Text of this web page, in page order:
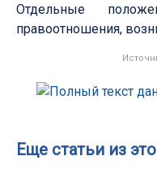
Отдельные
правоотношения,
Еще статьи из